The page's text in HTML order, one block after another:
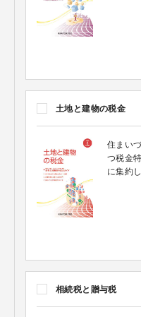
土地と建物の税金
住まい
つ税金
に集約
相続税と贈与税